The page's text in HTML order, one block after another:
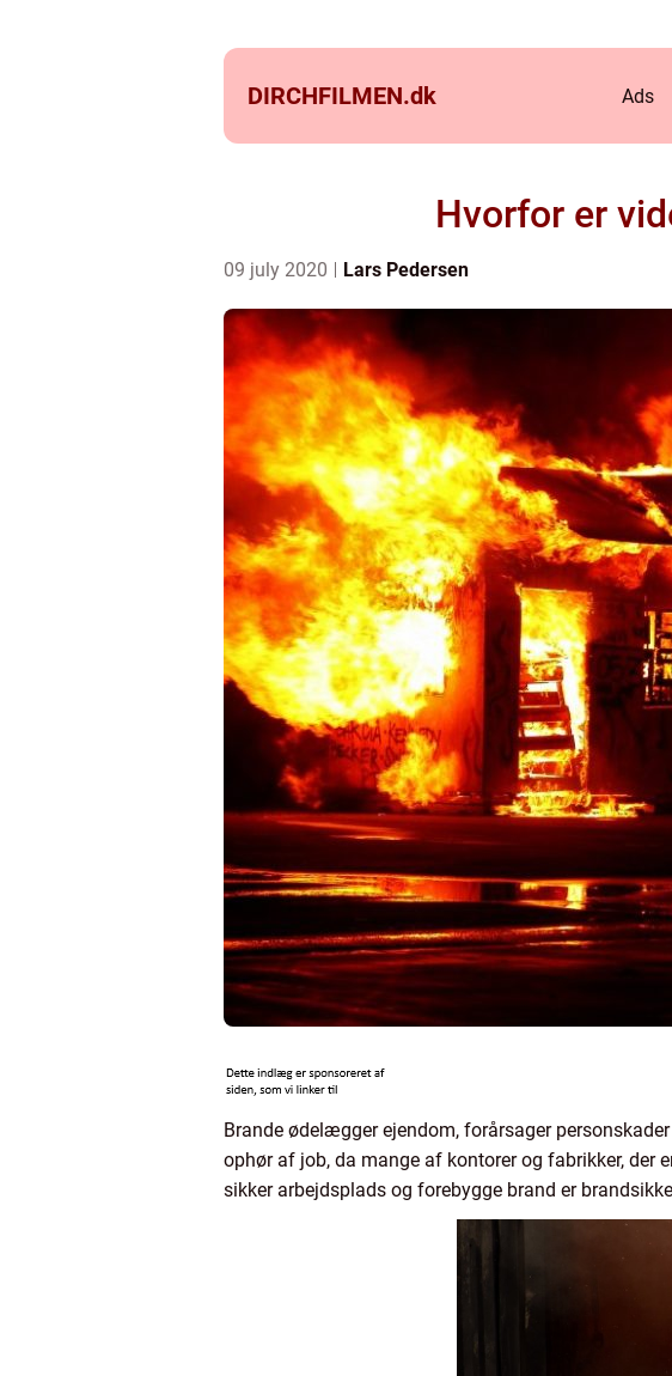
DIRCHFILMEN.dk Ads
Hvorfor er
09 july 2020 Lars Pedersen
Brande ødelægger ejendom, forårsager
ophør af job, da mange af kontorer og fabrikker, der
sikker arbejdsplads og forebygge brand er